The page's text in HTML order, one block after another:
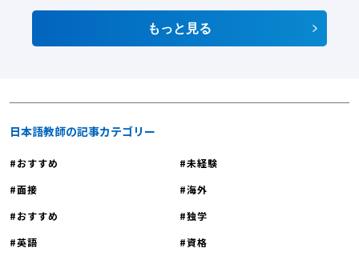
は、より魅力的な授業を作り上げるために、常に日本に関する知識を更新し、
深めていく必要があるでしょう。「日本語教師のやりがいとは」や「日本語教
師のやりがいや魅力を解説！どんな人が向いている」でも同様のことを伝えて
語教師の仕事は、決して単調ではありません。新しい教授法、最新の言語学理
論、効果的な教材の開発など、常に学ぶべきことがあります。また、学生の多
て、日本語教師の仕事では、現状に満足することなく、常に学び続けることが
重要です。日本語教師は「教える」立場でありながら、同時に「学ぶ」立場で
のやりがいとは？やっぱりこの仕事が好き」や「日本語教師のやりがいについ
て解説しているサイト」でも同様のことを伝えています。 【日本語教師への
もっと見る
日本語教師の記事カテゴリー
おすすめ
未経験
面接
海外
おすすめ
独学
英語
資格